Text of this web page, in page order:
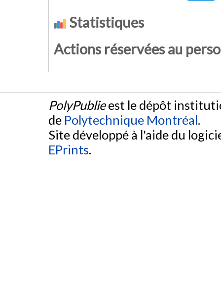
Statistiques
Actions réservées au
PolyPublieest le dépôt
de Polytechnique Montréal.
Site développé à l'aide du
EPrints.